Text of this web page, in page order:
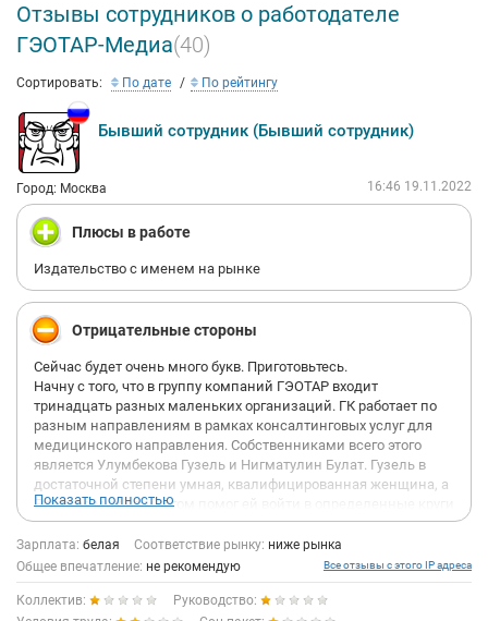
Отзывы сотрудников о работодателе
ГЭОТАР-Медиа(40)
Сортировать: По дате По рейтингу
Бывший сотрудник (Бывший сотрудник)
Город: Москва 16:46 19.11.2022
Плюсы в работе
Издательство с именем на рынке
Отрицательные стороны
Сейчас будет очень много букв. Приготовьтесь.
Начну с того, что в группу компаний ГЭОТАР входит
тринадцать разных маленьких организаций. ГК работает по
разным направлениям в рамках консалтинговых услуг для
медицинского направления. Собственниками всего этого
является Улумбекова Гузель и Нигматулин Булат. Гузель в
достаточной степени умная, квалифицированная женщина, а
Булат ее муж во многом помог ей войти в определенные круги
и общества, чтобы превратить маленькое издательство в
группу компаний. Нигматулин Булат человек неадекватный,
НЕ ИДИТЕ К НЕМУ РАБОТАТЬ. Вы будет очень жалеть, если
сможете выбраться без последствий для психического и
физического здоровья. Для него все люди – это мусор, пыл
Показать полностью
Зарплата: белая Соответствие рынку: ниже рынка
Общее впечатление: не рекомендую Все отзывы с этого IP адреса
Коллектив:
Руководство: